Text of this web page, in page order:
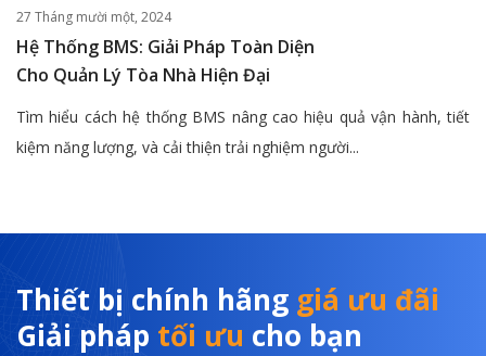
27 Tháng mười một, 2024
Hệ Thống BMS: Giải Pháp Toàn Diện
Cho Quản Lý Tòa Nhà Hiện Đại
Tìm hiểu cách hệ thống BMS nâng cao hiệu quả vận hành, tiết
kiệm năng lượng, và cải thiện trải nghiệm người...
Thiết bị chính hãng giá ưu đãi
Giải pháp tối ưu cho bạn